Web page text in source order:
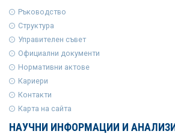
Ръководство
Структура
Управителен съвет
Официални документи
Нормативни актове
Кариери
Контакти
Карта на сайта
НАУЧНИ ИНФОРМАЦИИ И